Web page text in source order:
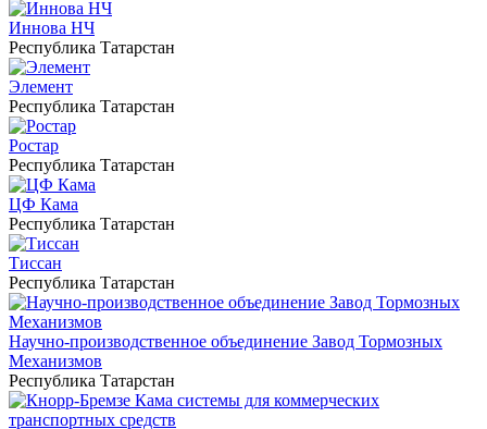
Иннова НЧ
Республика Татарстан
Элемент
Республика Татарстан
Ростар
Республика Татарстан
ЦФ Кама
Республика Татарстан
Тиссан
Республика Татарстан
Научно-производственное объединение Завод Тормозных
Механизмов
Республика Татарстан